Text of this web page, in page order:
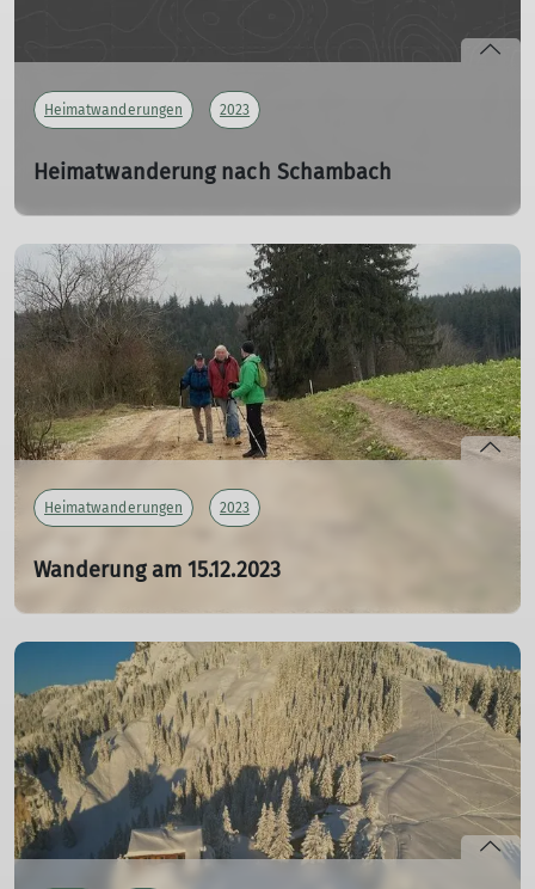
Neujahr. Somit war es doch für einige Mitwanderer eine
gute Gelegenheit das Eine oder andere Gramm zu viel auf
der Waage wieder vergessen zu lassen.
Heimatwanderungen 2023
Heimatwanderung nach Schambach
Gansessen
Die Tradition der Martinsgans
mehr erfahren
Heimatwanderungen 2023
Wanderung am 15.12.2023
15.12.2023
von Treuchtlingen über Möhren, vorbei am Heunischhof
nach Wettelsheim und wieder zurück nach
Treuchtlingen. Es war ein optimales Wetter für diese
Wanderung. Kein Regen, keine Sonne und nicht zu kalt.
mehr erfahren